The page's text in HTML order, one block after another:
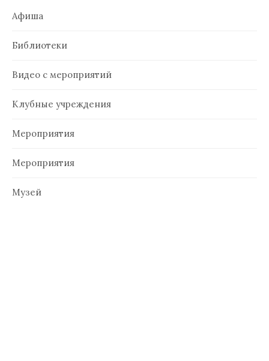
Афиша
Библиотеки
Видео с мероприятий
Клубные учреждения
Мероприятия
Мероприятия
Музей